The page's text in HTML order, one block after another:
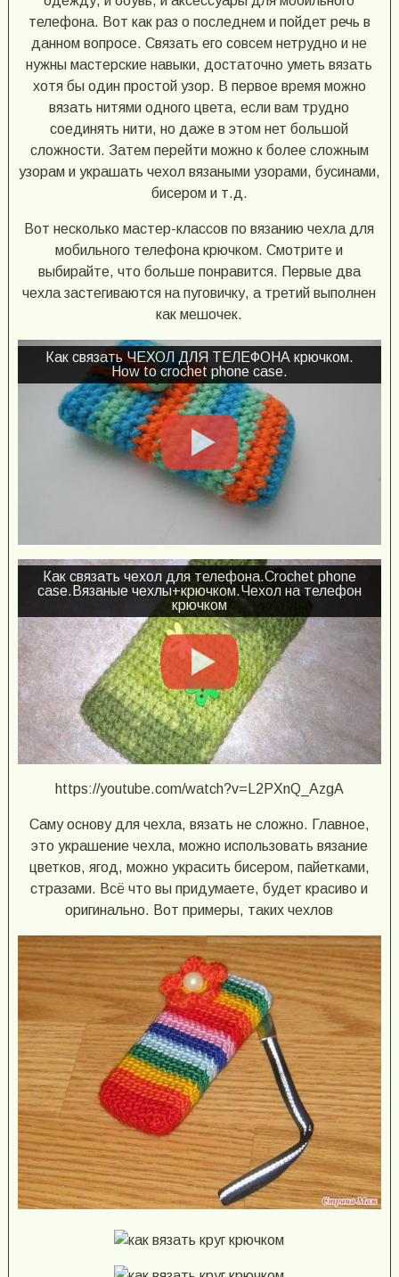
телефона. Вот как раз о последнем и пойдет речь в
данном вопросе. Связать его совсем нетрудно и не
нужны мастерские навыки, достаточно уметь вязать
хотя бы один простой узор. В первое время можно
вязать нитями одного цвета, если вам трудно
соединять нити, но даже в этом нет большой
сложности. Затем перейти можно к более сложным
узорам и украшать чехол вязаными узорами, бусинами,
бисером и т.д.
Вот несколько мастер-классов по вязанию чехла для
мобильного телефона крючком. Смотрите и
выбирайте, что больше понравится. Первые два
чехла застегиваются на пуговичку, а третий выполнен
как мешочек.
Как связать ЧЕХОЛ ДЛЯ ТЕЛЕФОНА крючком.
How to crochet phone case.
Как связать чехол для телефона.Crochet phone
case.Вязаные чехлы+крючком.Чехол на телефон
крючком
https://youtube.com/watch?v=L2PXnQ_AzgA
Саму основу для чехла, вязать не сложно. Главное,
это украшение чехла, можно использовать вязание
цветков, ягод, можно украсить бисером, пайетками,
стразами. Всё что вы придумаете, будет красиво и
оригинально. Вот примеры, таких чехлов